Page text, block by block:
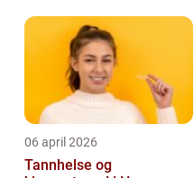
06 april 2026
Tannhelse og